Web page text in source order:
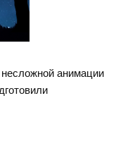
анимации